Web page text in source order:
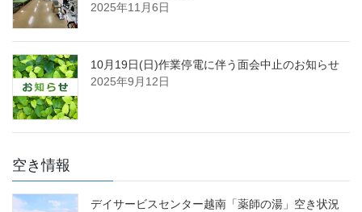
2025年11月6日
10月19日(日)作業停電に伴う面会中止のお知らせ
2025年9月12日
空き情報
デイサービスセンター越南「薬師の湯」空き状況